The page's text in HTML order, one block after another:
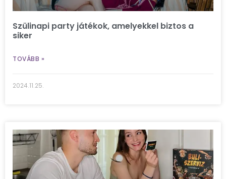
Szülinapi party játékok, amelyekkel biztos a
siker
TOVÁBB »
2024.11.25.